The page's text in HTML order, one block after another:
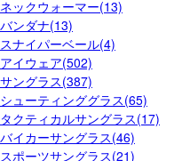
ネックウォーマー(13)
バンダナ(13)
スナイパーベール(4)
アイウェア(502)
サングラス(387)
シューティンググラス(65)
タクティカルサングラス(17)
バイカーサングラス(46)
スポーツサングラス(21)